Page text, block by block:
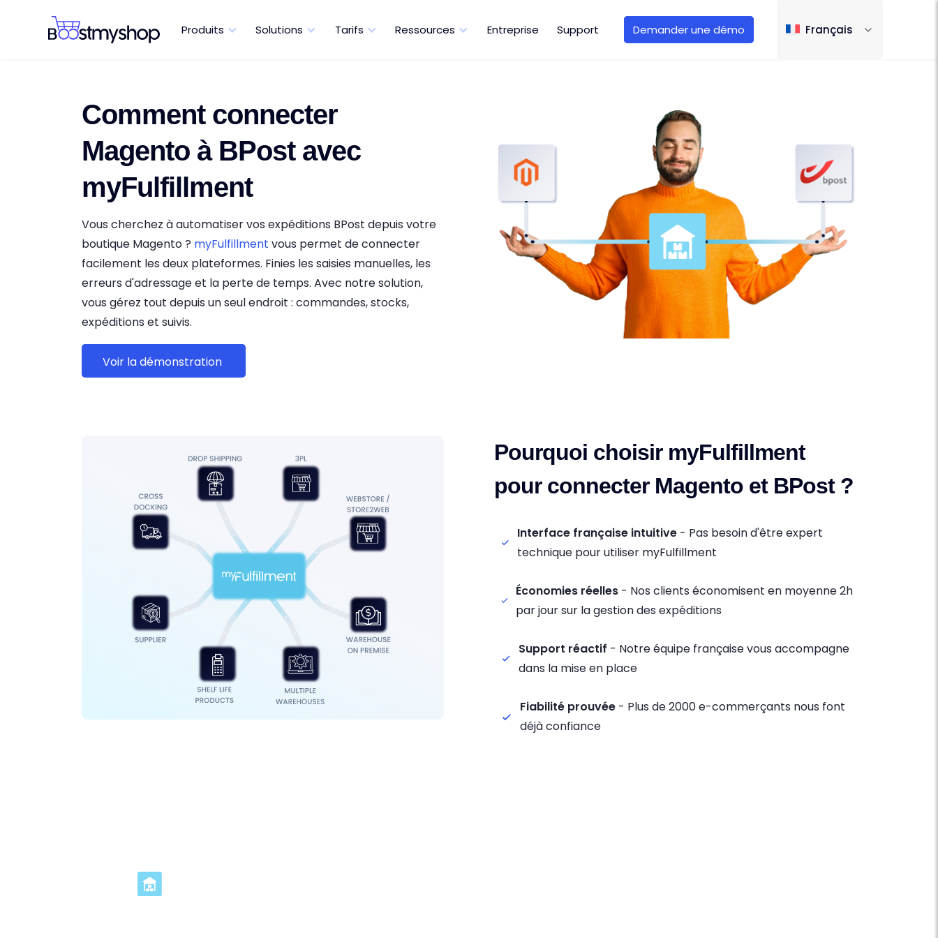
Produits Solutions Tarifs Ressources Entreprise Support Demander une démo Français
Comment connecter
Magento à BPost avec
myFulfillment
Vous cherchez à automatiser vos expéditions BPost depuis votre
boutique Magento ? myFulfillment vous permet de connecter
facilement les deux plateformes. Finies les saisies manuelles, les
erreurs d'adressage et la perte de temps. Avec notre solution,
vous gérez tout depuis un seul endroit : commandes, stocks,
expéditions et suivis.
Voir la démonstration
Pourquoi choisir myFulfillment
pour connecter Magento et BPost ?
Interface française intuitive- Pas besoin d'être expert
technique pour utiliser myFulfillment
Économies réelles - Nos clients économisent en moyenne 2h
par jour sur la gestion des expéditions
Support réactif - Notre équipe française vous accompagne
dans la mise en place
Fiabilité prouvée- Plus de 2000 e-commerçants nous font
déjà confiance